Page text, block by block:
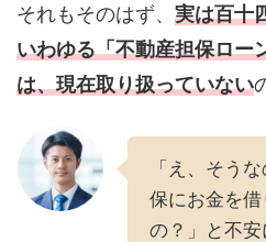
それもそのはず、 実は百十
いわゆる「不動産担保ロー
は、現在取り扱っていない
「え、そう
保にお金を
の？」と不安